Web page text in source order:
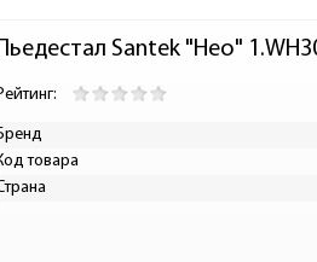
Santek "Нео"
товара